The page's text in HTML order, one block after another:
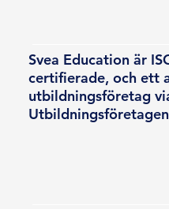
Svea Education är
certifierade, och ett
utbildningsföretag